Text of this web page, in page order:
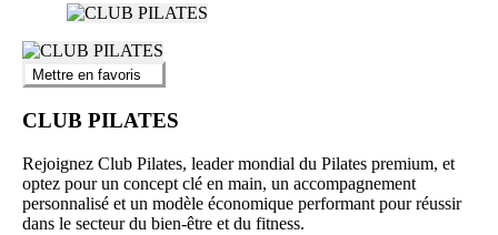
Mettre en favoris
CLUB PILATES
Rejoignez Club Pilates, leader mondial du Pilates premium, et
optez pour un concept clé en main, un accompagnement
personnalisé et un modèle économique performant pour réussir
dans le secteur du bien-être et du fitness.